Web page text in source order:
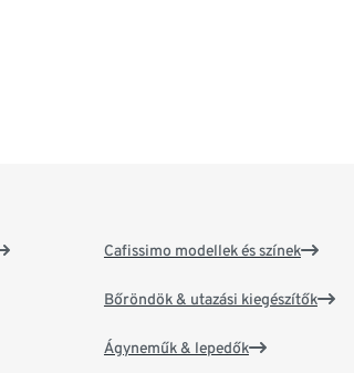
Cafissimo modellek és színek
Bőröndök & utazási kiegészítők
Ágyneműk & lepedők